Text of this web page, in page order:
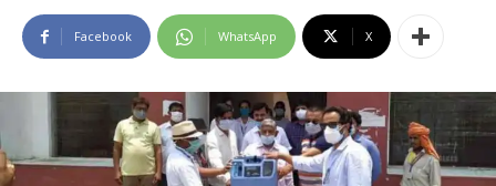
Facebook WhatsApp X